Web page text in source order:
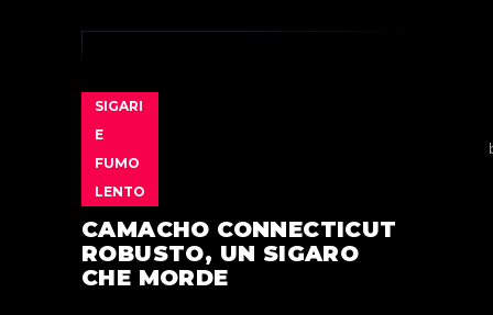
SIGARI
E
FUMO
LENTO
CAMACHO CONNECTICUT
ROBUSTO, UN SIGARO
CHE MORDE